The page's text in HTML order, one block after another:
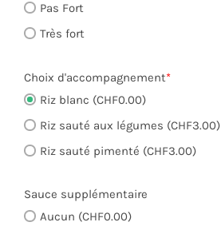
Pas Fort
Très fort
Choix d'accompagnement*
Riz blanc (CHF0.00)
Riz sauté aux légumes (CHF3.00)
Riz sauté pimenté (CHF3.00)
Sauce supplémentaire
Aucun (CHF0.00)